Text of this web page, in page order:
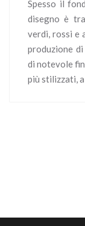
Spesso il
disegno è
verdi, rossi e
produzione
di notevole
più stilizzati,